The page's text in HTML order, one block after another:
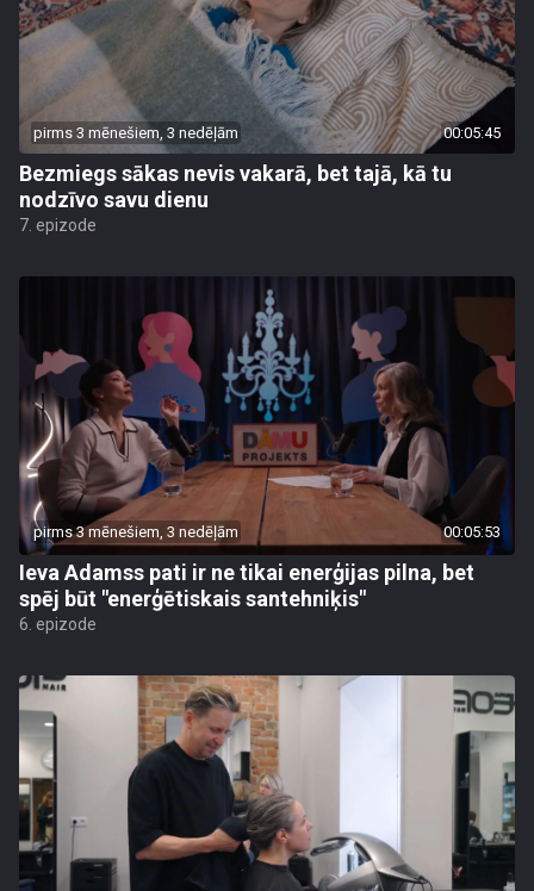
pirms 3 mēnešiem, 3 nedēļām 00:05:45
Bezmiegs sākas nevis vakarā, bet tajā, kā tu
nodzīvo savu dienu
7. epizode
pirms 3 mēnešiem, 3 nedēļām 00:05:53
Ieva Adamss pati ir ne tikai enerģijas pilna, bet
spēj būt "enerģētiskais santehniķis"
6. epizode